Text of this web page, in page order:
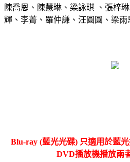
陳喬恩、陳慧琳、梁詠琪 、張梓
輝、李菁、羅仲謙、汪圓圓、梁雨
Blu-ray (藍光光碟) 只適用於藍
DVD播放機播放兩